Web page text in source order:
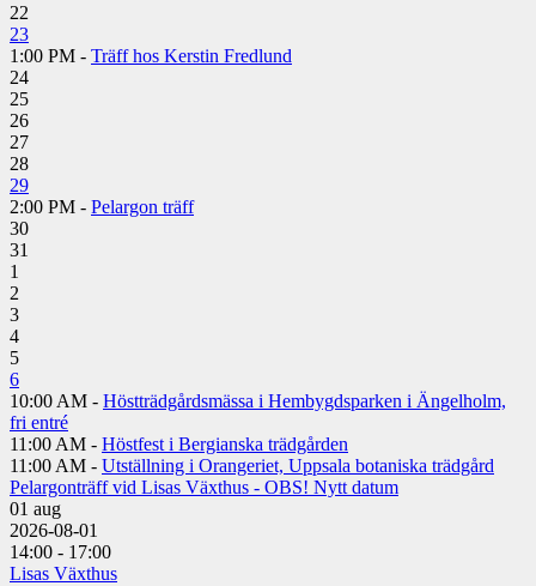
22
23
1:00 PM - Träff hos Kerstin Fredlund
24
25
26
27
28
29
2:00 PM - Pelargon träff
30
31
1
2
3
4
5
6
10:00 AM - Höstträdgårdsmässa i Hembygdsparken i Ängelholm,
fri entré
11:00 AM - Höstfest i Bergianska trädgården
11:00 AM - Utställning i Orangeriet, Uppsala botaniska trädgård
Pelargonträff vid Lisas Växthus - OBS! Nytt datum
01 aug
2026-08-01
14:00 - 17:00
Lisas Växthus